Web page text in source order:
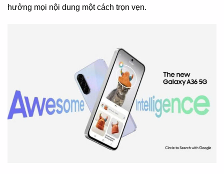
hưởng mọi nội dung một cách trọn vẹn.